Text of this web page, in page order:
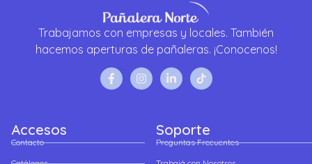
Trabajamos con empresas y locales. También
hacemos aperturas de pañaleras. ¡Conocenos!
Accesos
Contacto
Soporte
Preguntas Frecuentes